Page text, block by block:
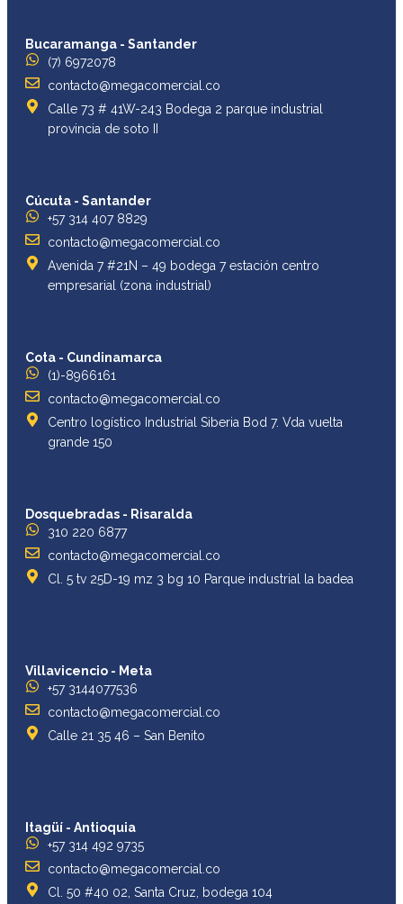
Bucaramanga - Santander
(7) 6972078
contacto@megacomercial.co
Calle 73 # 41W-243 Bodega 2 parque industrial
provincia de soto II
Cúcuta - Santander
+57 314 407 8829
contacto@megacomercial.co
Avenida 7 #21N – 49 bodega 7 estación centro
empresarial (zona industrial)
Cota - Cundinamarca
(1)-8966161
contacto@megacomercial.co
Centro logístico Industrial Siberia Bod 7. Vda vuelta
grande 150
Dosquebradas - Risaralda
310 220 6877
contacto@megacomercial.co
Cl. 5 tv 25D-19 mz 3 bg 10 Parque industrial la badea
Villavicencio - Meta
+57 3144077536
contacto@megacomercial.co
Calle 21 35 46 – San Benito
Itagüí - Antioquia
+57 314 492 9735
contacto@megacomercial.co
Cl. 50 #40 02, Santa Cruz, bodega 104